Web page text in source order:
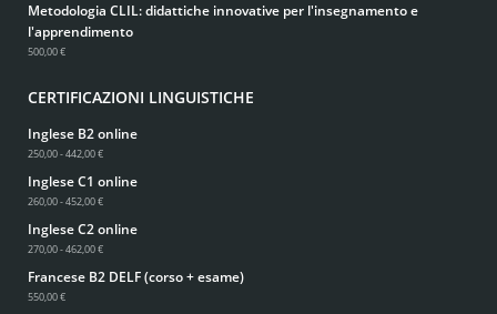
Metodologia CLIL: didattiche innovative per l'insegnamento e
l'apprendimento
500,00 €
CERTIFICAZIONI LINGUISTICHE
Inglese B2 online
250,00 - 442,00 €
Inglese C1 online
260,00 - 452,00 €
Inglese C2 online
270,00 - 462,00 €
Francese B2 DELF (corso + esame)
550,00 €